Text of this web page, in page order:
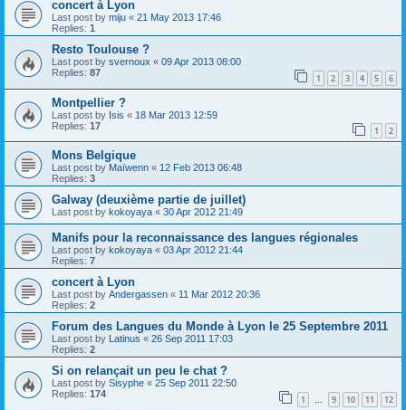
concert à Lyon
Last post by miju « 21 May 2013 17:46
Replies: 1
Resto Toulouse ?
Last post by svernoux « 09 Apr 2013 08:00
Replies: 87 1 2 3 4 5 6
Montpellier ?
Last post by Isis « 18 Mar 2013 12:59
Replies: 17 1 2
Mons Belgique
Last post by Maïwenn « 12 Feb 2013 06:48
Replies: 3
Galway (deuxième partie de juillet)
Last post by kokoyaya « 30 Apr 2012 21:49
Manifs pour la reconnaissance des langues régionales
Last post by kokoyaya « 03 Apr 2012 21:44
Replies: 7
concert à Lyon
Last post by Andergassen « 11 Mar 2012 20:36
Replies: 2
Forum des Langues du Monde à Lyon le 25 Septembre 2011
Last post by Latinus « 26 Sep 2011 17:03
Replies: 2
Si on relançait un peu le chat ?
Last post by Sisyphe « 25 Sep 2011 22:50
Replies: 174 1 … 9 10 11 12